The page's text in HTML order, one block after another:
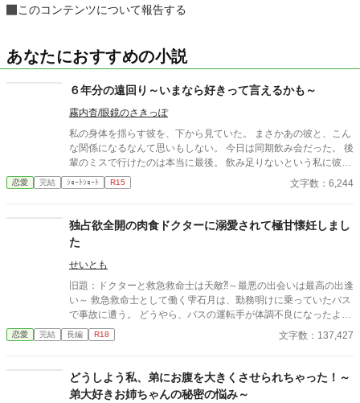
このコンテンツについて報告する
あなたにおすすめの小説
６年分の遠回り～いまなら好きって言えるかも～
霧内杳/眼鏡のさきっぽ
私の身体を揺らす彼を、下から見ていた。 まさかあの彼と、こん
な関係になるなんて思いもしない。 今日は同期飲み会だった。 後
輩のミスで行けたのは本当に最後。 飲み足りないという私に彼は
付き合ってくれた。 彼とは入社当時、部署は違ったが同じ仕事に
携わっていた。 きっとあの頃のわたしは、彼が好きだったんだと
のせいで、その一線は越えられなかった。 でも、あれから変わっ
た私なら……。 ****** 2021/05/29 公開 ****** 表紙 いもこは妹
pixivID:11163077
恋愛 完結 ｼｮｰﾄｼｮｰﾄ R15 文字数：6,244
独占欲全開の肉食ドクターに溺愛されて極甘懐妊しまし
た
せいとも
旧題：ドクターと救急救命士は天敵⁈～最悪の出会いは最高の出逢
い～ 救急救命士として働く雫石月は、勤務明けに乗っていたバス
で事故に遭う。 どうやら、バスの運転手が体調不良になったよう
だ。 乗客にAEDを探してきてもらうように頼み、救助活動をして
いるとボサボサ頭のマスク姿の男がAEDを持ってバスに乗り込ん
とを『チビ団子』と呼んだのだ。 医療従事者と思われるボサボサ
マスク男は運転手の処置をして、月が文句を言う間もなく、救急
恋愛 完結 長編 R18 文字数：137,427
どうしよう私、弟にお腹を大きくさせられちゃった！～
弟大好きお姉ちゃんの秘密の悩み～